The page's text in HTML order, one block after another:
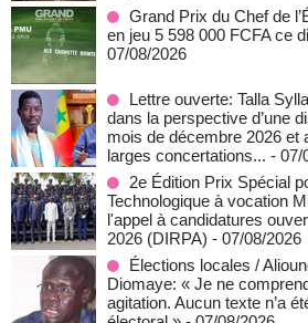
Grand Prix du Chef de
en jeu 5 598 000 FCFA ce
07/08/2026
Lettre ouverte: Talla
dans la perspective d’une
mois de décembre 2026 et
larges concertations... - 07/
2e Édition Prix Spécial
Technologique à vocation
l'appel à candidatures
2026 (DIRPA) - 07/08/2026
Élections locales /
Diomaye: « Je ne
agitation. Aucun texte n’a